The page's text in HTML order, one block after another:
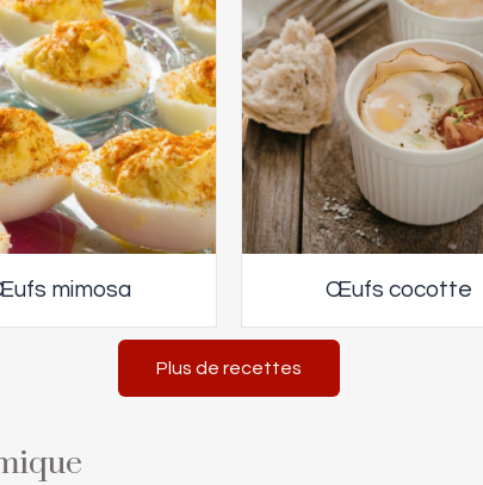
mimosa Œufs cocotte
Plus de recettes